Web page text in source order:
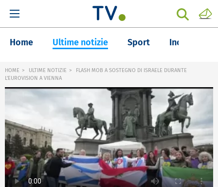
Home Ultime notizie Sport Inchieste
HOME ULTIME NOTIZIE
FLASH MOB A SOSTEGNO DI ISRAELE DURANTE
L'EUROVISION A VIENNA